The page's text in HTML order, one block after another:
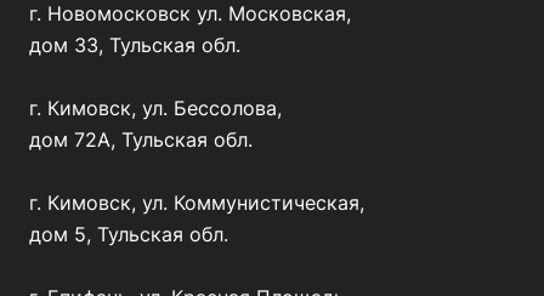
г. Новомосковск ул. Московская,
дом 33, Тульская обл.
г. Кимовск, ул. Бессолова,
дом 72А, Тульская обл.
г. Кимовск, ул. Коммунистическая,
дом 5, Тульская обл.